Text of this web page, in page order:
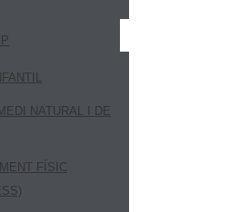
NATURAL I DE
FÍSIC